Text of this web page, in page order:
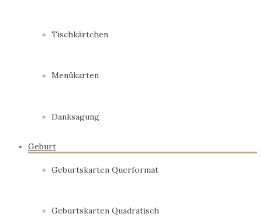
Tischkärtchen
Menükarten
Danksagung
Geburt
Geburtskarten Querformat
Geburtskarten Quadratisch